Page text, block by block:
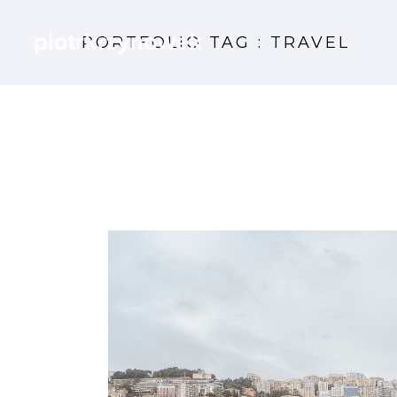
PORTFOLIO TAG : TRAVEL
Magiczny Neapol